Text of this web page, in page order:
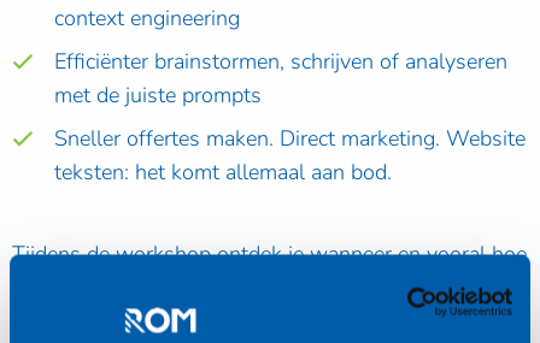
context engineering
Efficiënter brainstormen, schrijven of analyseren
met de juiste prompts
Sneller offertes maken. Direct marketing. Website
teksten: het komt allemaal aan bod.
Tijdens de workshop ontdek je wanneer en vooral hoe
AI écht waarde toevoegt in jouw organisatie.
Klantcontact, marketing, bedrijfsvoering of